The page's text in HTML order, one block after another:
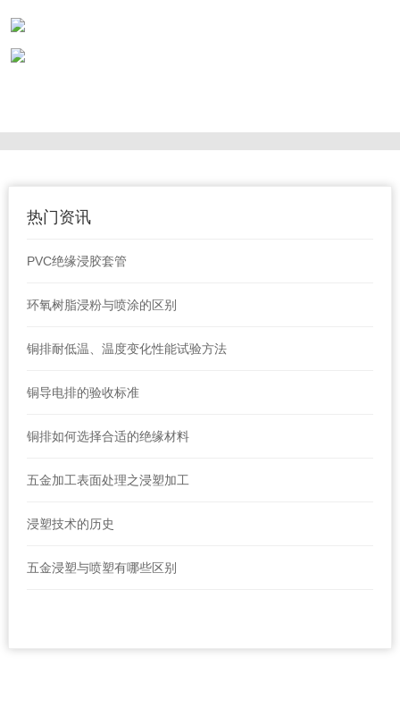
热门资讯
PVC绝缘浸胶套管
环氧树脂浸粉与喷涂的区别
铜排耐低温、温度变化性能试验方法
铜导电排的验收标准
铜排如何选择合适的绝缘材料
五金加工表面处理之浸塑加工
浸塑技术的历史
五金浸塑与喷塑有哪些区别